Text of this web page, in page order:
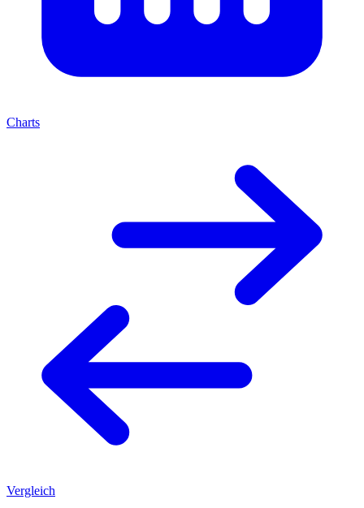
Charts
Vergleich